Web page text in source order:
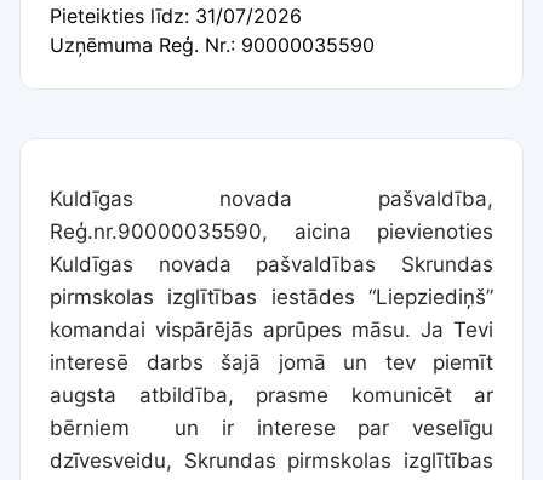
Kuldīgas novada pašvaldība,
Reģ.nr.90000035590, aicina pievienoties
Kuldīgas novada pašvaldības Skrundas
pirmskolas izglītības iestādes “Liepziediņš”
komandai vispārējās aprūpes māsu. Ja Tevi
interesē darbs šajā jomā un tev piemīt
augsta atbildība, prasme komunicēt ar
bērniem un ir interese par veselīgu
dzīvesveidu, Skrundas pirmskolas izglītības
Pieteikties līdz: 31/07/2026
Uzņēmuma Reģ. Nr.: 90000035590